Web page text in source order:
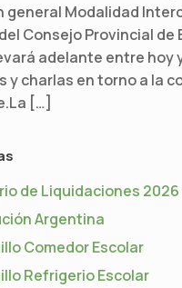
general Modalidad
Consejo Provincial de
adelante entre hoy
y charlas en torno a la
[…]
de Liquidaciones 2026
Argentina
Comedor Escolar
Refrigerio Escolar